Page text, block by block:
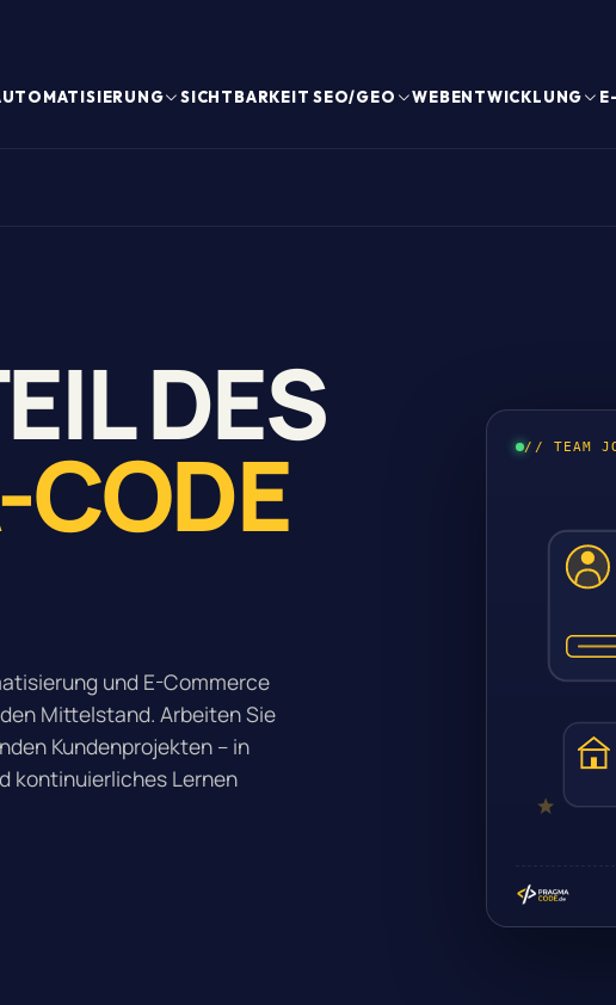
SICHTBARKEIT SEO/GEO WEBENTWICKLUNG
DES
CODE
und E-Commerce
Mittelstand. Arbeiten Sie
Kundenprojekten – in
kontinuierliches Lernen
// TEAM